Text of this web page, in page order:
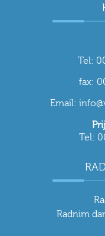
Tel:
fax:
Email:
Tel:
Radnim